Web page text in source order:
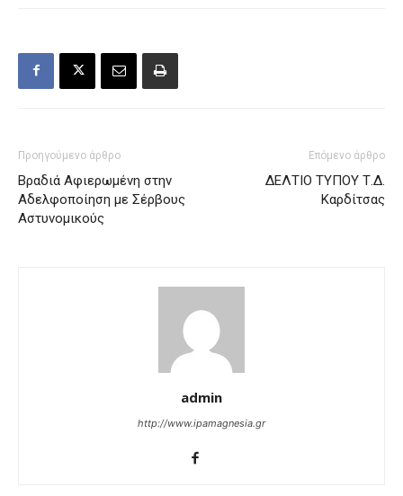
Προηγούμενο άρθρο
Βραδιά Αφιερωμένη στην
Αδελφοποίηση με Σέρβους
Αστυνομικούς
Επόμενο άρθρο
ΔΕΛΤΙΟ ΤΥΠΟΥ Τ.Δ.
Καρδίτσας
admin
http://www.ipamagnesia.gr